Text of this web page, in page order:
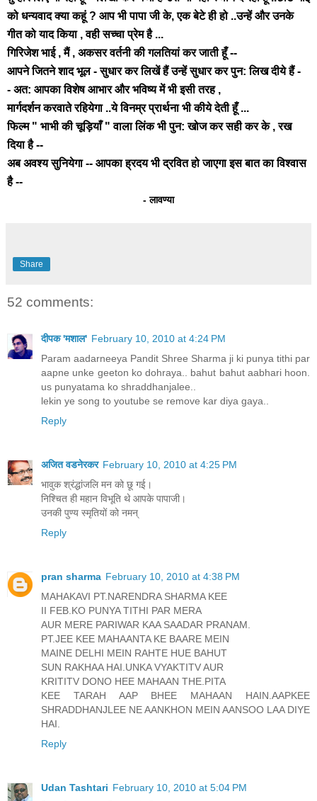
को धन्यवाद क्या कहूं ? आप भी पापा जी के, एक बेटे ही हो ..उन्हें और उनके
गीत को याद किया , वही सच्चा प्रेम है ...
गिरिजेश भाई , मैं , अकसर वर्तनी की गलतियां कर जाती हूँ --
आपने जितने शाद भूल - सुधार कर लिखें हैं उन्हें सुधार कर पुन: लिख दीये हैं -
- अत: आपका विशेष आभार और भविष्य में भी इसी तरह ,
मार्गदर्शन करवाते रहियेगा ..ये विनम्र प्रार्थना भी कीये देती हूँ ...
फिल्म " भाभी की चूड़ियाँ " वाला लिंक भी पुन: खोज कर सही कर के , रख
दिया है --
अब अवश्य सुनियेगा -- आपका ह्रदय भी द्रवित हो जाएगा इस बात का विश्वास
है --
- लावण्या
Share
52 comments:
दीपक 'मशाल' February 10, 2010 at 4:24 PM
Param aadarneeya Pandit Shree Sharma ji ki punya tithi par
aapne unke geeton ko dohraya.. bahut bahut aabhari hoon.
us punyatama ko shraddhanjalee..
lekin ye song to youtube se remove kar diya gaya..
Reply
अजित वडनेरकर February 10, 2010 at 4:25 PM
भावुक श्रंद्धांजलि मन को छू गई।
निश्चित ही महान विभूति थे आपके पापाजी।
उनकी पुण्य स्मृतियों को नमन्
Reply
pran sharma February 10, 2010 at 4:38 PM
MAHAKAVI PT.NARENDRA SHARMA KEE
II FEB.KO PUNYA TITHI PAR MERA
AUR MERE PARIWAR KAA SAADAR PRANAM.
PT.JEE KEE MAHAANTA KE BAARE MEIN
MAINE DELHI MEIN RAHTE HUE BAHUT
SUN RAKHAA HAI.UNKA VYAKTITV AUR
KRITITV DONO HEE MAHAAN THE.PITA
KEE TARAH AAP BHEE MAHAAN HAIN.AAPKEE
SHRADDHANJLEE NE AANKHON MEIN AANSOO LAA DIYE
HAI.
Reply
Udan Tashtari February 10, 2010 at 5:04 PM